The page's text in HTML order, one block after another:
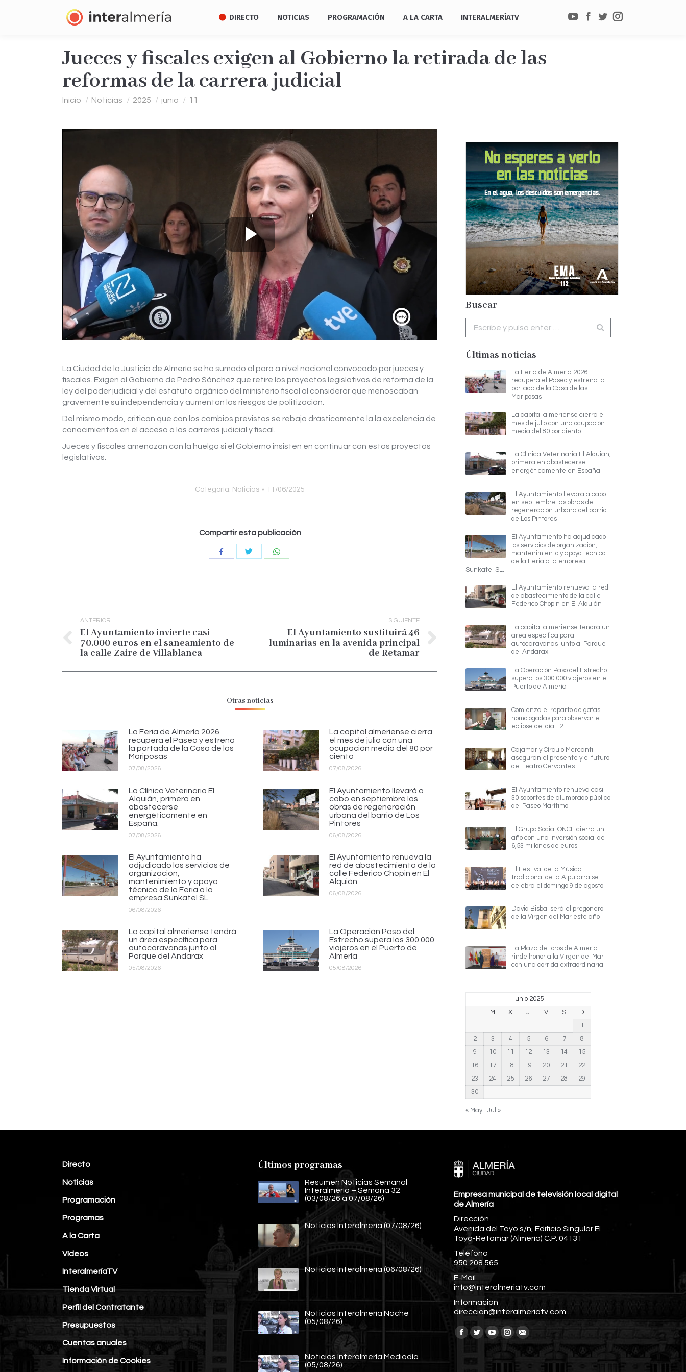
DIRECTO NOTICIAS PROGRAMACIÓN A LA CARTA INTERALMERÍATV
YouTube
Facebook
TwitterInstagram
Jueces y fiscales exigen al Gobierno la retirada de las
reformas de la carrera judicial
Estás aquí:
Inicio Noticias 2025 junio 11
Play
Video
La Ciudad de la Justicia de Almería se ha sumado al paro a nivel nacional convocado por jueces y
fiscales. Exigen al Gobierno de Pedro Sánchez que retire los proyectos legislativos de reforma de la
ley del poder judicial y del estatuto orgánico del ministerio fiscal al considerar que menoscaban
gravemente su independencia y aumentan los riesgos de politización.
Del mismo modo, critican que con los cambios previstos se rebaja drásticamente la la excelencia de
conocimientos en el acceso a las carreras judicial y fiscal.
Jueces y fiscales amenazan con la huelga si el Gobierno insisten en continuar con estos proyectos
legislativos.
Categoría: Noticias 11/06/2025
Compartir esta publicación
Compartir
CompartirCompartir
entre
publicaciones
ANTERIOR
Publicación
anterior:
El Ayuntamiento invierte casi
70.000 euros en el saneamiento de
la calle Zaire de Villablanca
SIGUIENTE
Publicación
El Ayuntamiento sustituirá 46
luminarias en la avenida principal
de Retamar
Otras noticias
La Feria de Almería 2026
recupera el Paseo y estrena
la portada de la Casa de las
Mariposas
07/08/2026
La capital almeriense cierra
el mes de julio con una
ocupación media del 80 por
ciento
07/08/2026
La Clínica Veterinaria El
Alquián, primera en
abastecerse
energéticamente en
España.
07/08/2026
El Ayuntamiento llevará a
cabo en septiembre las
obras de regeneración
urbana del barrio de Los
Pintores
06/08/2026
El Ayuntamiento ha
adjudicado los servicios de
organización,
mantenimiento y apoyo
técnico de la Feria a la
empresa Sunkatel SL.
06/08/2026
El Ayuntamiento renueva la
red de abastecimiento de la
calle Federico Chopin en El
Alquián
06/08/2026
La capital almeriense tendrá
un área específica para
autocaravanas junto al
Parque del Andarax
05/08/2026
La Operación Paso del
Estrecho supera los 300.000
viajeros en el Puerto de
Almería
05/08/2026
Buscar
Últimas noticias
La Feria de Almería 2026
recupera el Paseo y estrena la
portada de la Casa de las
Mariposas
La capital almeriense cierra el
mes de julio con una ocupación
media del 80 por ciento
La Clínica Veterinaria El Alquián,
primera en abastecerse
energéticamente en España.
El Ayuntamiento llevará a cabo
en septiembre las obras de
regeneración urbana del barrio
de Los Pintores
El Ayuntamiento ha adjudicado
los servicios de organización,
mantenimiento y apoyo técnico
de la Feria a la empresa
Sunkatel SL.
El Ayuntamiento renueva la red
de abastecimiento de la calle
Federico Chopin en El Alquián
La capital almeriense tendrá un
área específica para
autocaravanas junto al Parque
del Andarax
La Operación Paso del Estrecho
supera los 300.000 viajeros en el
Puerto de Almería
Comienza el reparto de gafas
homologadas para observar el
eclipse del día 12
Cajamar y Círculo Mercantil
aseguran el presente y el futuro
del Teatro Cervantes
El Ayuntamiento renueva casi
30 soportes de alumbrado público
del Paseo Marítimo
El Grupo Social ONCE cierra un
año con una inversión social de
6,53 millones de euros
El Festival de la Música
tradicional de la Alpujarra se
celebra el domingo 9 de agosto
David Bisbal será el pregonero
de la Virgen del Mar este año
La Plaza de toros de Almería
rinde honor a la Virgen del Mar
con una corrida extraordinaria
junio 2025
L
M X J V S
D
1
2
3 4 5 6 7
8
9
10 11 12 13 14
15
16
17 18 19 20 21
22
23
24 25 26 27 28
29
30
« May Jul »
Directo
Noticias
Programación
Programas
A la Carta
Vídeos
InteralmeríaTV
Tienda Virtual
Perfil del Contratante
Presupuestos
Cuentas anuales
Información de Cookies
Últimos programas
Resumen Noticias Semanal
Interalmería – Semana 32
(03/08/26 a 07/08/26)
Noticias Interalmería (07/08/26)
Noticias Interalmería (06/08/26)
Noticias Interalmería Noche
(05/08/26)
Noticias Interalmería Mediodía
(05/08/26)
Empresa municipal de televisión local digital
de Almería
Dirección
Avenida del Toyo s/n, Edificio Singular El
Toyo-Retamar (Almería) C.P. 04131
Teléfono
950 208 565
E-Mail
info@interalmeriatv.com
Información
direccion@interalmeriatv.com
Encuéntranos en:
Facebook
TwitterYouTube
Instagram
Mail